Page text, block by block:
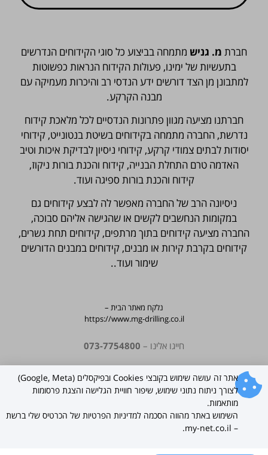
חברת מ. גניש מתמחה בביצוע כל סוגי הקידוחים הנדרשים
בתעשיות של ימינו, פעולות הקידוח הנראות כפשוטות
למתבונן מן הצד דורשים ידע הנדסי רב והיכרות מעמיקה עם
מבנה הקרקע.
חברתנו מציעה מגוון פתרונות הנדסיים לכל מלאכת קידוח
נדרשת, החברה מתמחה בקידוחים בשיטת בנטונייט, קידוחי
יסודות לבתים צמודי קרקע, קידוחי ניסיון לבדיקת איכות וטיב
האדמה טרם התחלת הבנייה, קידוח והכנת בורות ניקוז,
קידוח והכנת בורות ספיגה ועוד.
ניסיונה הרב של החברה מאפשר לה לבצע קידוחים גם
במקומות הנחשבים לקשים או שהגישה אליהם סבוכה,
החברה מציעה קידוחים בתוך מרתפים, קידוחים תחת גשרים,
קידוחים בקרבת קירות או מבנים, קידוחים במבנים הדורשים
שימור ועוד..
נלקח מאתר הבית –
https://www.mg-drilling.co.il
חייגו אלינו – 073-7754800
שתפו את מ. גניש קידוחים עם חברים
אתר זה עושה שימוש בקובצי Cookies ובפיקסלים (Google, Meta)
לצורך ניתוח נתוני שימוש, שיפור חוויית הגלישה והצגת פרסומות
מותאמות.
השימוש באתר מהווה הסכמה למדיניות הפרטיות של הכרטיס שלי ברשת
– my-net.co.il.